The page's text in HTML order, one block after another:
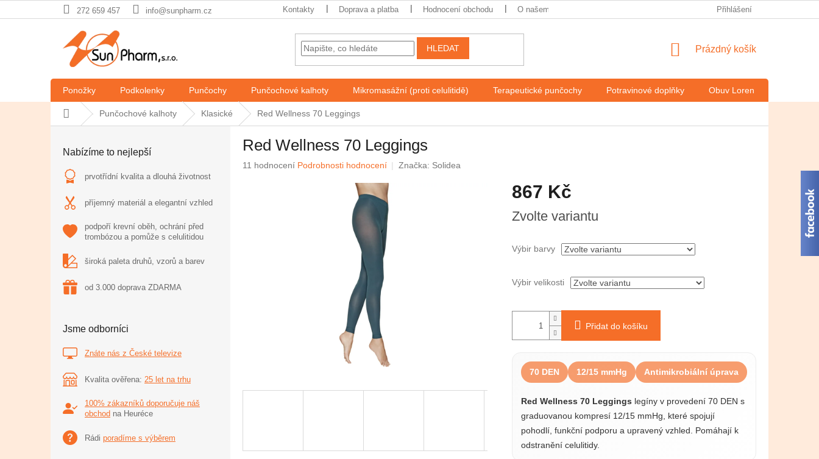
na
272 659 457 info@sunpharm.cz Kontakty Doprava a platba Hodnocení obchodu O našem obchodě v České televizi O italském výrobci Solidea
Přihlášení
HLEDAT
NÁKUPNÍ
Prázdný košík
Ponožky Podkolenky Punčochy Punčochové kalhoty Mikromasážní (proti celulitidě) Terapeutické punčochy Potravinové doplňky Obuv Loren
Domů Punčochové kalhoty Klasické Red Wellness 70 Leggings
Nabízíme to nejlepší
prvotřídní kvalita a dlouhá životnost
příjemný materiál a elegantní vzhled
podpoří krevní oběh, ochrání před
trombózou a pomůže s celulitidou
široká paleta druhů, vzorů a barev
od 3.000 doprava ZDARMA
Jsme odborníci
Znáte nás z České televize
Kvalita ověřena: 25 let na trhu
100% zákazníků doporučuje náš
obchod na Heuréce
Rádi poradíme s výběrem
Red Wellness 70 Leggings
Průměrné
11 hodnocení Podrobnosti hodnocení Značka: Solidea
867 Kč
Měrná
cena:
Zvolte variantu
Výbir barvy
Výbir velikosti
Přidat do košíku
70 DEN 12/15 mmHg Antimikrobiální úprava
Red Wellness 70 Leggingslegíny v provedení 70 DEN s
graduovanou kompresí 12/15 mmHg, které spojují
pohodlí, funkční podporu a upravený vzhled. Pomáhají k
odstranění celulitidy.